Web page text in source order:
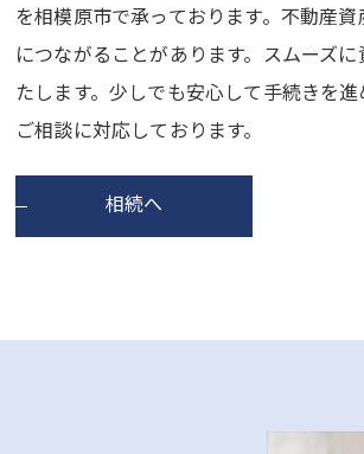
を相模原市で承っております。不動産
につながることがあります。スムーズ
たします。少しでも安心して手続きを
ご相談に対応しております。
相続へ